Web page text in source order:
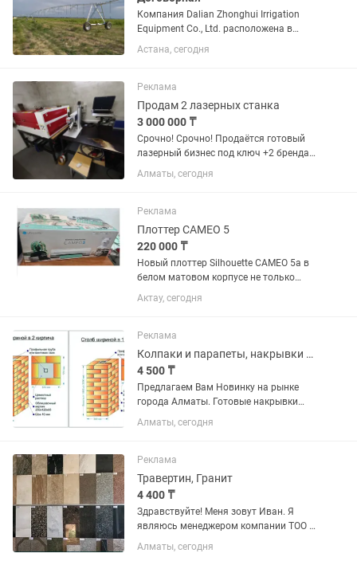
Компания Dalian Zhonghui Irrigation
Equipment Co., Ltd. расположена в
красивом прибрежном китайском
городе Далянь. Это
специализирующееся на производстве
и...
Астана, сегодня
Реклама
Продам 2 лазерных станка
3 000 000 ₸
Срочно! Срочно! Продаётся готовый
лазерный бизнес под ключ +2 бренда
Отличный вариант для тех, кто хочет
начать собственное производство без
настройки рабочих процессов...
Алматы, сегодня
Реклама
Плоттер CAMEO 5
220 000 ₸
Новый плоттер Silhouette CAMEO 5а в
белом матовом корпусе не только
поднимет ваш бизнес на новый
уровень, но также стильно впишется в
материалы шириной до 30.5 см и...
Актау, сегодня
Реклама
Колпаки и парапеты, накрывки на колонны и забор.
4 500 ₸
Предлагаем Вам Новинку на рынке
города Алматы. Готовые накрывки
колпаки на колонны, парапеты
накрывки на забор. Материал
композита. Очень легкие,
долговечные,...
Алматы, сегодня
Реклама
Травертин, Гранит
4 400 ₸
Здравствуйте! Меня зовут Иван. Я
являюсь менеджером компании ТОО «
Асыл Тас Даму». Компания уже много
лет занимается реализацией
Алматы, сегодня